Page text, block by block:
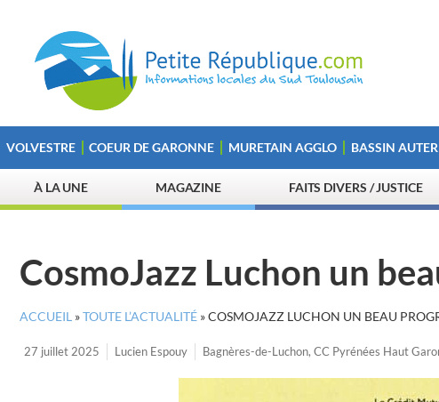
VOLVESTRE COEUR DE GARONNE MURETAIN AGGLO BASSIN
À LA UNE MAGAZINE FAITS DIVERS / JUSTICE
CosmoJazz Luchon un
ACCUEIL »TOUTE L’ACTUALITÉ »COSMOJAZZ LUCHON UN BEAU
27 juillet 2025 Lucien Espouy Bagnères-de-Luchon, CC Pyrénées Haut